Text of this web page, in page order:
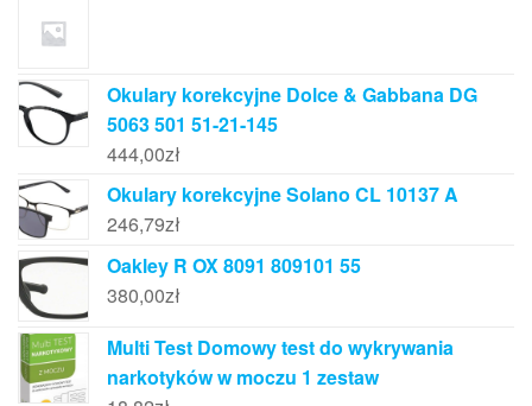
Okulary korekcyjne Dolce & Gabbana DG
5063 501 51-21-145
444,00zł
Okulary korekcyjne Solano CL 10137 A
246,79zł
Oakley R OX 8091 809101 55
380,00zł
Multi Test Domowy test do wykrywania
narkotyków w moczu 1 zestaw